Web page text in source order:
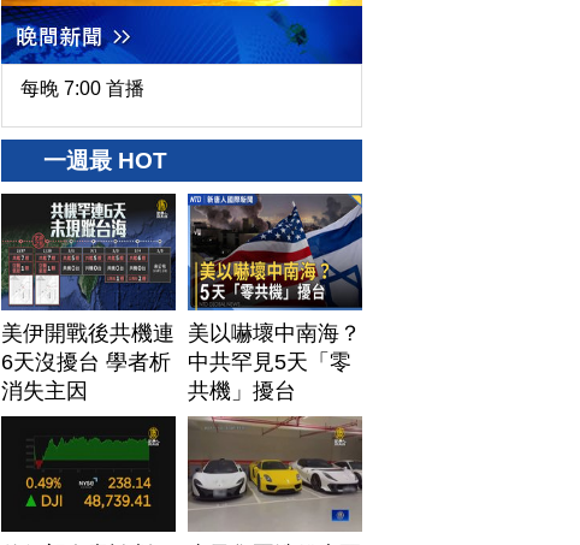
每晚 7:00 首播
一週最 HOT
美伊開戰後共機連
6天沒擾台 學者析
消失主因
美以嚇壞中南海？
中共罕見5天「零
共機」擾台